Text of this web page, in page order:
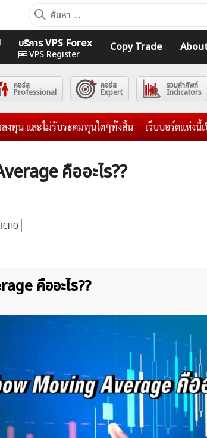
ค้นหา
สำหรับ:
บริการ VPS Forex
VPS Register
Copy Trade
คอร์ส
Professional
คอร์ส
Expert
รวมคำศัพท์
Indicators
ะไม่รับระดมทุนใดๆทั้งสิ้น เว็บบอร์ดแห่งนี้เป็นเพี
คืออะไร??
คืออะไร??